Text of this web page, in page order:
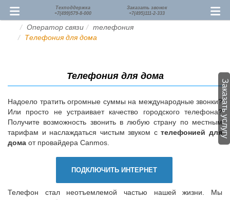
Заказать услугу
Техподдержка
+7(499)579-8-000
Заказать звонок
+7(495)111-2-333
Оператор связи
телефония
Телефония для дома
Телефония для дома
Надоело тратить огромные суммы на международные звонки?
Или просто не устраивает качество городского телефона?
Получите возможность звонить в любую страну по местным
тарифам и наслаждаться чистым звуком стелефонией для
дома от провайдера Canmos.
ПОДКЛЮЧИТЬ ИНТЕРНЕТ
Телефон стал неотъемлемой частью нашей жизни. Мы